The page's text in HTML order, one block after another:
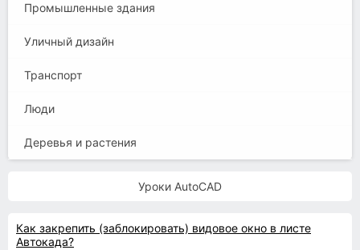
Промышленные здания
Уличный дизайн
Транспорт
Люди
Деревья и растения
Уроки AutoCAD
Как закрепить (заблокировать) видовое окно в листе
Автокада?